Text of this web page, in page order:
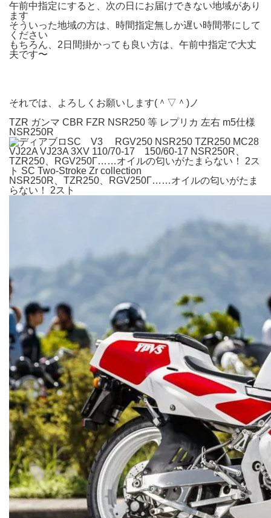
午前中指定にすると、次の日にお届けできない地域があり
ます
そういった地域の方は、時間指定無しか遅い時間帯にして
ください
もちろん、2日間掛かっても良い方は、午前中指定で大丈
夫です〜
それでは、よろしくお願いします(＾▽＾)ノ
TZR ガンマ CBR FZR NSR250 等 レプリカ 左右 m5仕様
NSR250R
NSR250R、TZR250、RGV250Γ……オイルの匂いがたま
らない！ 2スト